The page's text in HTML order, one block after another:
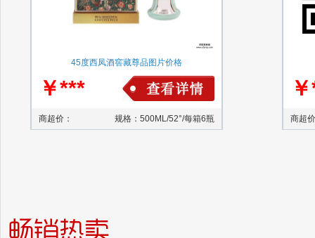
45度西凤酒窖藏尊品图片价格
￥***
商超价： 规格：500ML/52°/每箱6瓶 商超